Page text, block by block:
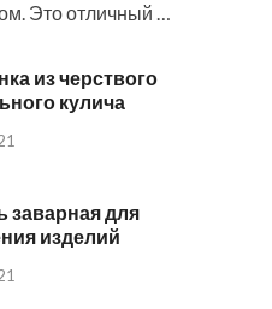
Это отличный …
из черствого
кулича
заварная для
изделий